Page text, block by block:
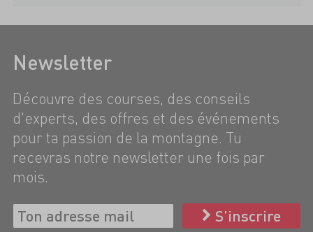
Newsletter
Découvre des courses, des conseils
d'experts, des offres et des événements
pour ta passion de la montagne. Tu
recevras notre newsletter une fois par
mois.
S’inscrire